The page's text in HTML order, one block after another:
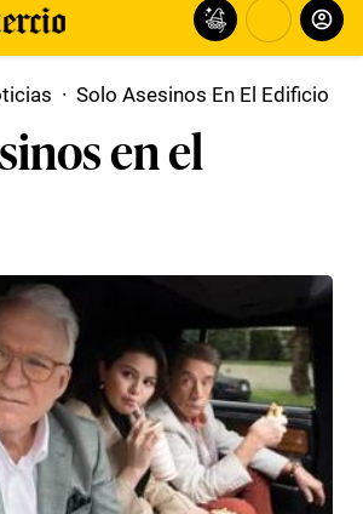
· Solo Asesinos En El Edificio
en el